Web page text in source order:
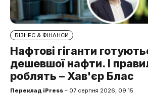
БІЗНЕС & ФІНАНСИ
Нафтові гіганти
дешевшої нафти. І
роблять – Хав'єр Блас
Переклад iPress – 07 серпня 2026, 09:15